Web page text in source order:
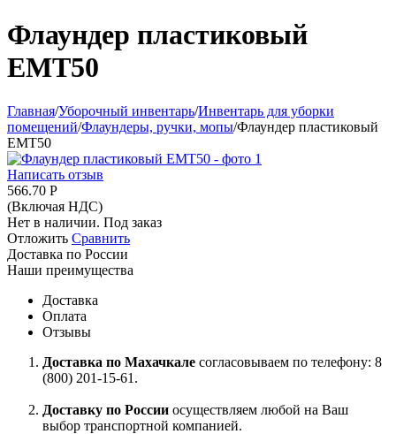
Флаундер пластиковый
ЕМТ50
Главная/Уборочный инвентарь/Инвентарь для уборки
помещений/Флаундеры, ручки, мопы/Флаундер пластиковый
ЕМТ50
Написать отзыв
566.70 Р
(Включая НДС)
Нет в наличии. Под заказ
Отложить Сравнить
Доставка по России
Наши преимущества
Доставка
Оплата
Отзывы
Доставка по Махачкале согласовываем по телефону: 8
(800) 201-15-61.
Доставку по России осуществляем любой на Ваш
выбор транспортной компанией.